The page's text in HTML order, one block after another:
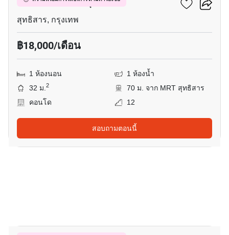
สุทธิสาร, กรุงเทพ
฿18,000/เดือน
1 ห้องนอน
1 ห้องน้ำ
32 ม.2
70 ม. จาก MRT สุทธิสาร
คอนโด
12
สอบถามตอนนี้